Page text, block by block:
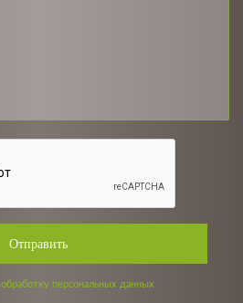
Отправить
обработку персональных данных